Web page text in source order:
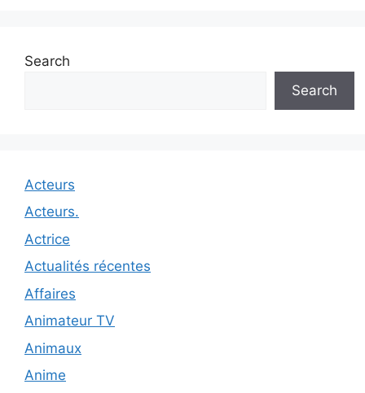
Search
Search
Acteurs
Acteurs.
Actrice
Actualités récentes
Affaires
Animateur TV
Animaux
Anime